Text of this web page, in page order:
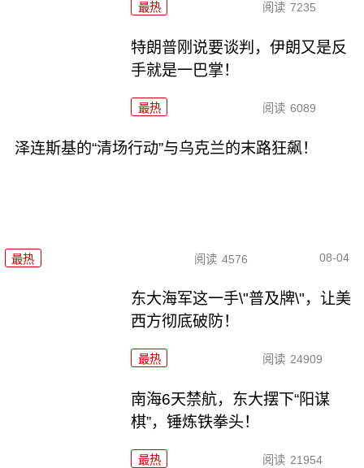
最热 阅读 7235
特朗普刚说要谈判，伊朗又是反
手就是一巴掌！
最热 阅读 6089
泽连斯基的“清场行动”与乌克兰的末路狂飙！
最热 阅读 4576 08-04
东大海军这一手\"普及牌\"，让美
西方彻底破防！
最热 阅读 24909
南海6天禁航，东大摆下“阳谋
棋”，锤炼铁拳头！
最热 阅读 21954